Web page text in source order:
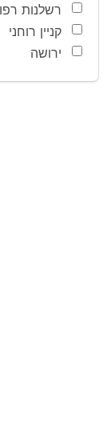
רשלנות
קניין רוחני
ירושה